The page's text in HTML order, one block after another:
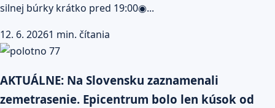
silnej búrky krátko pred 19:00◉...
12. 6. 20261 min. čítania
AKTUÁLNE: Na Slovensku zaznamenali
zemetrasenie. Epicentrum bolo len kúsok od